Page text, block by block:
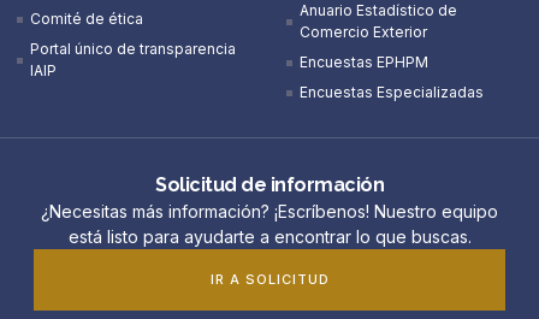
Comité de ética
Portal único de transparencia
IAIP
Anuario Estadístico de
Comercio Exterior
Encuestas EPHPM
Encuestas Especializadas
Solicitud de información
¿Necesitas más información? ¡Escríbenos! Nuestro equipo
está listo para ayudarte a encontrar lo que buscas.
IR A SOLICITUD